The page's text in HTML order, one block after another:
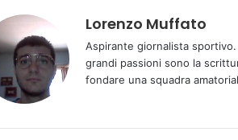
Lorenzo Muffato
Aspirante giornalista
grandi passioni sono la
fondare una squadra